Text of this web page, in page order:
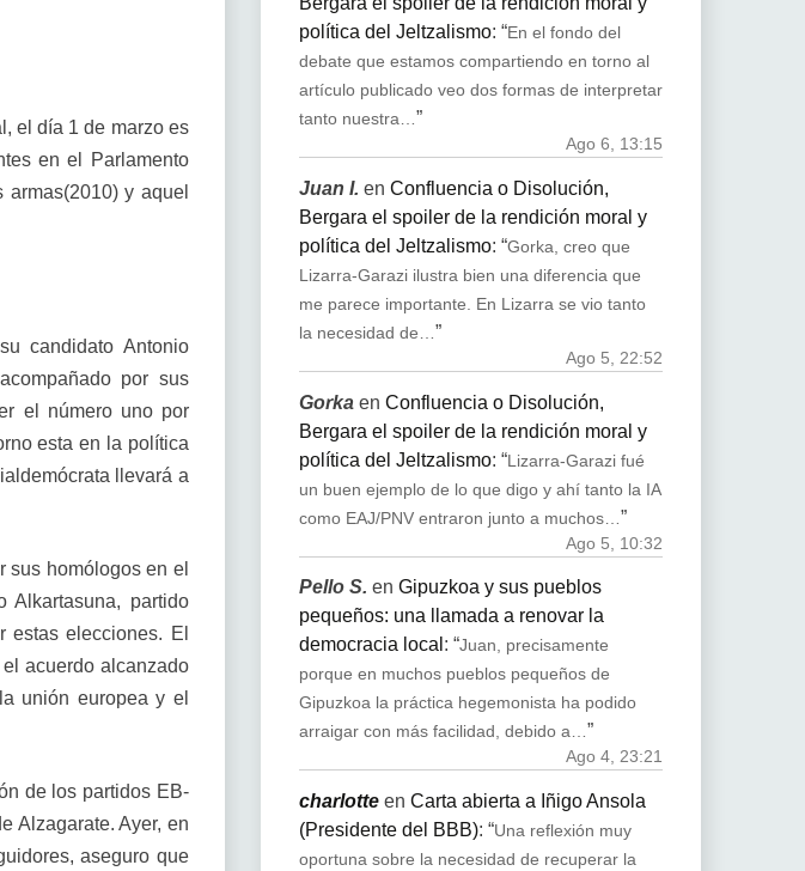
el día 1 de marzo es
en el Parlamento
y aquel
candidato Antonio
por sus
el número uno por
esta en la política
llevará a
sus homólogos en el
Alkartasuna, partido
estas elecciones. El
acuerdo alcanzado
unión europea y el
de los partidos EB-
Alzagarate. Ayer, en
aseguro que
política del Jeltzalismo: “En el fondo del
debate que estamos compartiendo en torno al
artículo publicado veo dos formas de interpretar
tanto nuestra…”
Ago 6, 13:15
Juan I. en Confluencia o Disolución,
Bergara el spoiler de la rendición moral y
política del Jeltzalismo: “Gorka, creo que
Lizarra-Garazi ilustra bien una diferencia que
me parece importante. En Lizarra se vio tanto
la necesidad de… ”
Ago 5, 22:52
Gorkaen Confluencia o Disolución,
Bergara el spoiler de la rendición moral y
política del Jeltzalismo: “Lizarra-Garazi fué
un buen ejemplo de lo que digo y ahí tanto la IA
como EAJ/PNV entraron junto a muchos… ”
Ago 5, 10:32
Pello S. en Gipuzkoa y sus pueblos
pequeños: una llamada a renovar la
democracia local : “Juan, precisamente
porque en muchos pueblos pequeños de
Gipuzkoa la práctica hegemonista ha podido
arraigar con más facilidad, debido a…”
Ago 4, 23:21
charlotteen Carta abierta a Iñigo Ansola
(Presidente del BBB): “Una reflexión muy
oportuna sobre la necesidad de recuperar la